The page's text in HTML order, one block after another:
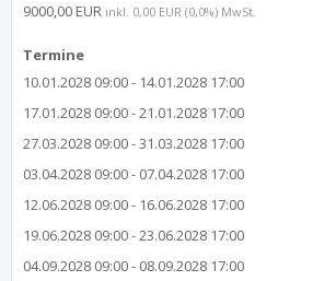
9000,00 EUR inkl. 0,00 EUR (0,0%) MwSt.
Termine
10.01.2028 09:00 - 14.01.2028 17:00
17.01.2028 09:00 - 21.01.2028 17:00
27.03.2028 09:00 - 31.03.2028 17:00
03.04.2028 09:00 - 07.04.2028 17:00
12.06.2028 09:00 - 16.06.2028 17:00
19.06.2028 09:00 - 23.06.2028 17:00
04.09.2028 09:00 - 08.09.2028 17:00